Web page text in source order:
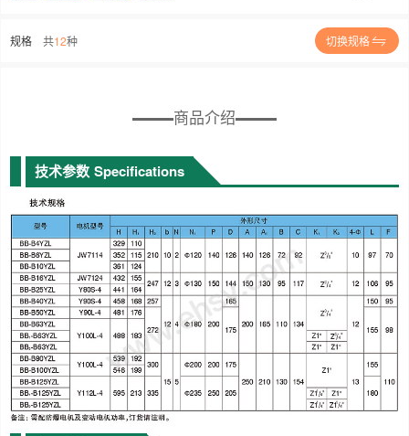
规格 共12种 切换规格
商品介绍
技术参数 Specifications